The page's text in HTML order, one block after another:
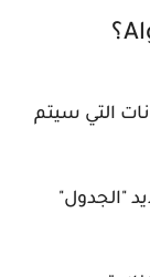
التي سيتم
"الجدول"